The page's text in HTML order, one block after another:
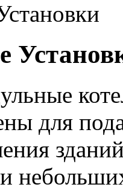
для